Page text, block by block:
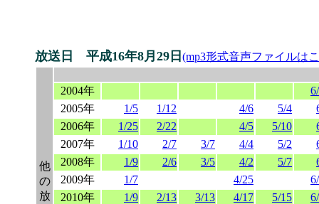
放送日 平成16年8月29日 (mp3形式音声ファイルは
他
の
放
2004年
2005年
1/5 1/12 4/6 5/4
2006年
1/25 2/22 4/5 5/10
2007年
1/10 2/7 3/7 4/4 5/2
2008年
1/9 2/6 3/5 4/2 5/7
2009年
1/7 4/25
2010年
1/9 2/13 3/13 4/17 5/15